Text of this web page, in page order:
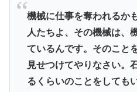
機械に仕事を奪われるか
人たちよ、その機械は、
ているんです。そのこと
見せつけてやりなさい。
るくらいのことをしても